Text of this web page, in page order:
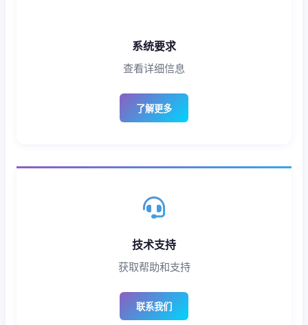
系统要求
查看详细信息
了解更多
技术支持
获取帮助和支持
联系我们